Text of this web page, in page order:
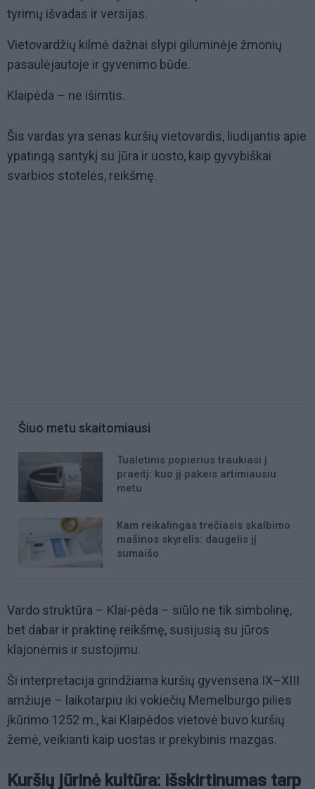
tyrimų išvadas ir versijas.
Vietovardžių kilmė dažnai slypi giluminėje žmonių
pasaulėjautoje ir gyvenimo būde.
Klaipėda – ne išimtis.
Šis vardas yra senas kuršių vietovardis, liudijantis apie
ypatingą santykį su jūra ir uosto, kaip gyvybiškai
svarbios stotelės, reikšmę.
Šiuo metu skaitomiausi
Tualetinis popierius traukiasi į
praeitį: kuo jį pakeis artimiausiu
metu
Kam reikalingas trečiasis skalbimo
mašinos skyrelis: daugelis jį
sumaišo
Vardo struktūra – Klai-pėda – siūlo ne tik simbolinę,
bet dabar ir praktinę reikšmę, susijusią su jūros
klajonėmis ir sustojimu.
Ši interpretacija grindžiama kuršių gyvensena IX–XIII
amžiuje – laikotarpiu iki vokiečių Memelburgo pilies
įkūrimo 1252 m., kai Klaipėdos vietovė buvo kuršių
žemė, veikianti kaip uostas ir prekybinis mazgas.
Kuršių jūrinė kultūra: išskirtinumas tarp